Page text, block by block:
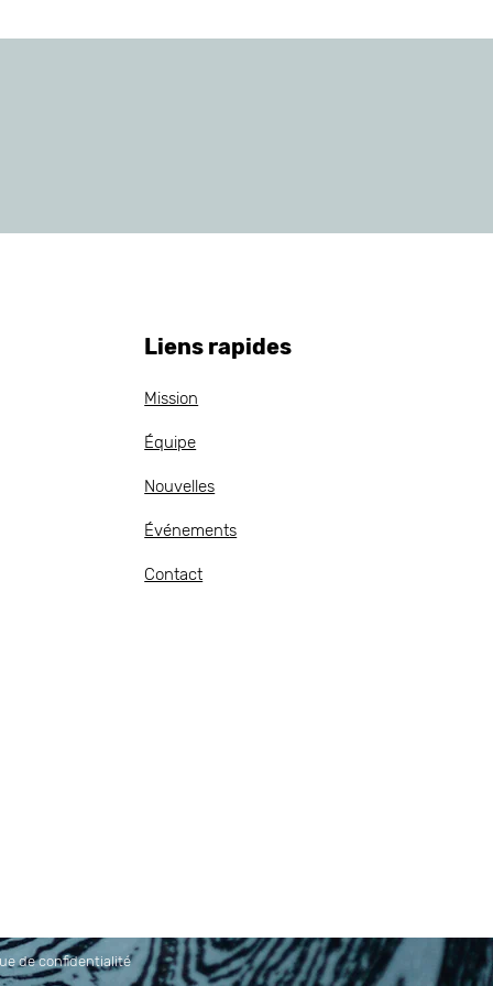
Liens rapides
Mission
Équipe
Nouvelles
Événements
Contact
de confidentialité